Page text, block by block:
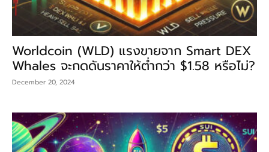
Worldcoin (WLD) แรงขายจาก Smart DEX
Whales จะกดดันราคาให้ต่ำกว่า $1.58 หรือไม่?
December 20, 2024